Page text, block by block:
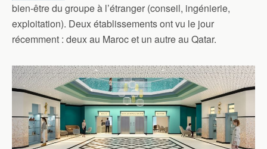
bien-être du groupe à l’étranger (conseil, ingénierie,
exploitation). Deux établissements ont vu le jour
récemment : deux au Maroc et un autre au Qatar.